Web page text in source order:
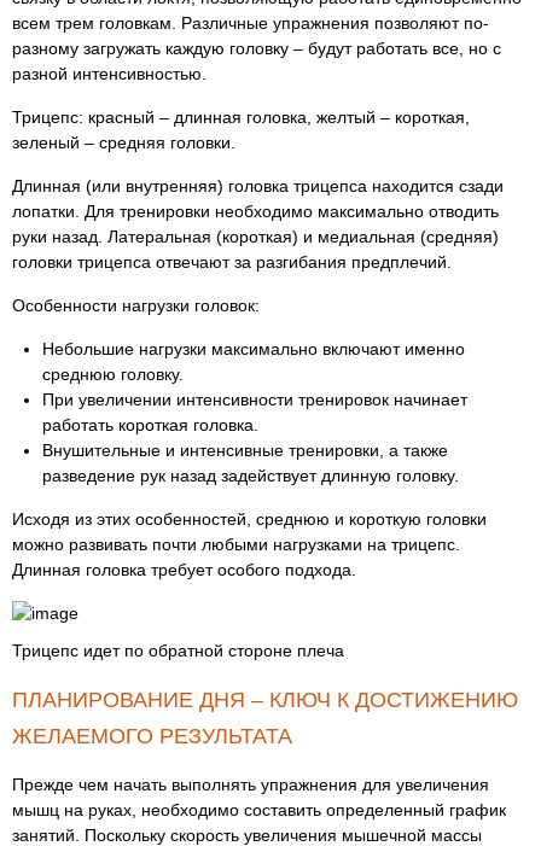
всем трем головкам. Различные упражнения позволяют по-
разному загружать каждую головку – будут работать все, но с
разной интенсивностью.
Трицепс: красный – длинная головка, желтый – короткая,
зеленый – средняя головки.
Длинная (или внутренняя) головка трицепса находится сзади
лопатки. Для тренировки необходимо максимально отводить
руки назад. Латеральная (короткая) и медиальная (средняя)
головки трицепса отвечают за разгибания предплечий.
Особенности нагрузки головок:
Небольшие нагрузки максимально включают именно
среднюю головку.
При увеличении интенсивности тренировок начинает
работать короткая головка.
Внушительные и интенсивные тренировки, а также
разведение рук назад задействует длинную головку.
Исходя из этих особенностей, среднюю и короткую головки
можно развивать почти любыми нагрузками на трицепс.
Длинная головка требует особого подхода.
Трицепс идет по обратной стороне плеча
ПЛАНИРОВАНИЕ ДНЯ – КЛЮЧ К ДОСТИЖЕНИЮ
ЖЕЛАЕМОГО РЕЗУЛЬТАТА
Прежде чем начать выполнять упражнения для увеличения
мышц на руках, необходимо составить определенный график
занятий. Поскольку скорость увеличения мышечной массы